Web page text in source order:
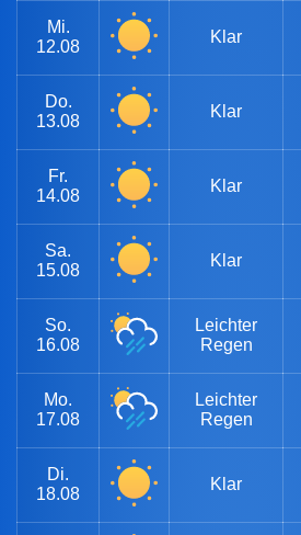
Mi.
12.08
Klar
Do.
13.08
Klar
Fr.
14.08
Klar
Sa.
15.08
Klar
So.
16.08
Leichter
Regen
Mo.
17.08
Leichter
Regen
Di.
18.08
Klar